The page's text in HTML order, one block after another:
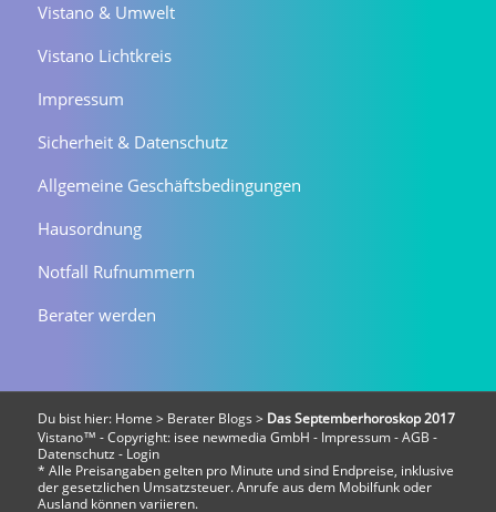
Vistano & Umwelt
Vistano Lichtkreis
Impressum
Sicherheit & Datenschutz
Allgemeine Geschäftsbedingungen
Hausordnung
Notfall Rufnummern
Berater werden
Du bist hier: Home > Berater Blogs > Das Septemberhoroskop 2017
Vistano™ - Copyright: isee newmedia GmbH - Impressum-AGB -
Datenschutz - Login
* Alle Preisangaben gelten pro Minute und sind Endpreise, inklusive
der gesetzlichen Umsatzsteuer. Anrufe aus dem Mobilfunk oder
Ausland können variieren.